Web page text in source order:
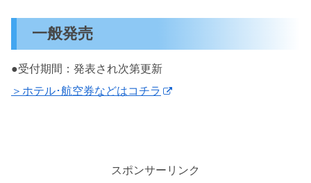
一般発売
●受付期間：発表され次第更新
＞ホテル･航空券などはコチラ
スポンサーリンク